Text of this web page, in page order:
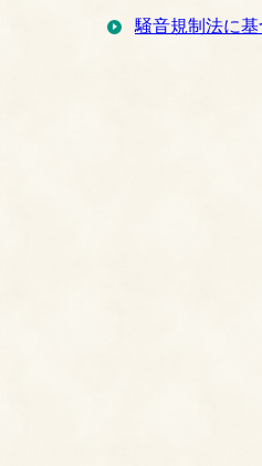
騒音規制法に